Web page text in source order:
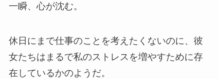
一瞬、心が沈む。
休日にまで仕事のことを考えたくないのに、彼
女たちはまるで私のストレスを増やすために存
在しているかのようだ。